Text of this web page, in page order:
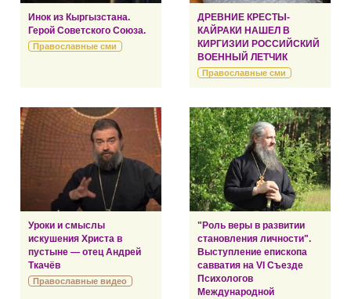
Инок из Кыргызстана.
Герой Советского Союза.
Православные сми
ДРЕВНИЕ КРЕСТЫ-
КАЙРАКИ НАШЕЛ В
КИРГИЗИИ РОССИЙСКИЙ
ВОЕННЫЙ ЛЕТЧИК
Православные сми
Уроки и смыслы
искушения Христа в
пустыне — отец Андрей
Ткачёв
Православные видео
"Роль веры в развитии
становления личности".
Выступление епископа
савватия на VI Съезде
Психологов
Международной